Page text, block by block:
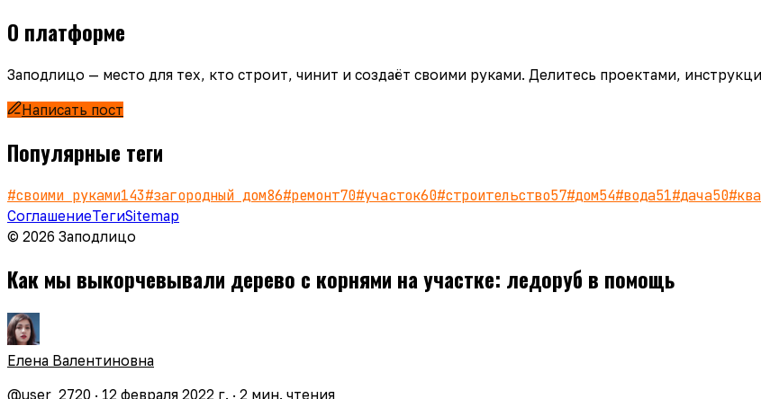
О платформе
Заподлицо — место для тех, кто строит, чинит и создаёт своими руками. Делитесь проектами,
Написать пост
Популярные теги
#своими руками143#загородный дом86#ремонт70#участок60#строительство57#дом54#вода51#дача50#
СоглашениеТегиSitemap
© 2026 Заподлицо
Как мы выкорчевывали дерево с корнями на участке: ледоруб в помощь
Елена Валентиновна
@user_2720 · 12 февраля 2022 г. · 2 мин. чтения